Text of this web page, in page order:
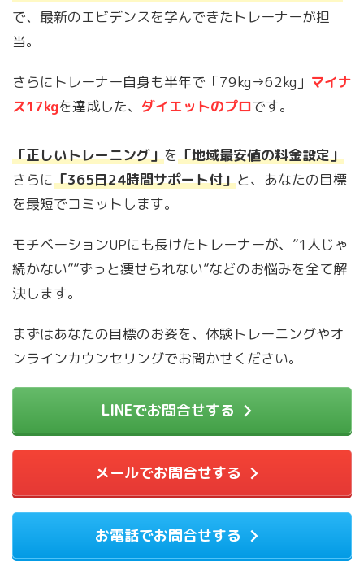
で、最新のエビデンスを学んできたトレーナーが担
当。
さらにトレーナー自身も半年で「79kg→62kg」 マイナ
ス17kgを達成した、 ダイエットのプロです。
「正しいトレーニング」を「地域最安値の料金設定」
さらに「365日24時間サポート付」と、あなたの目標
を最短でコミットします。
モチベーションUPにも長けたトレーナーが、”1人じゃ
続かない””ずっと痩せられない”などのお悩みを全て解
決します。
まずはあなたの目標のお姿を、体験トレーニングやオ
ンラインカウンセリングでお聞かせください。
LINEでお問合せする
メールでお問合せする
お電話でお問合せする